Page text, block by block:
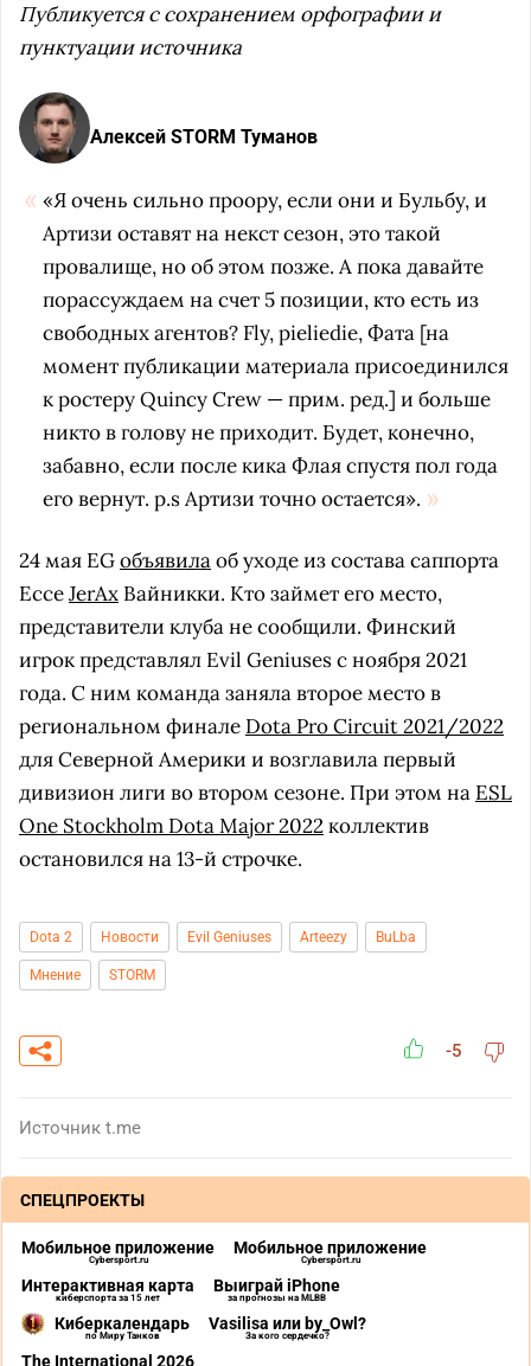
Публикуется с сохранением орфографии и
пунктуации источника
Алексей STORM Туманов
«Я очень сильно проору, если они и Бульбу, и
Артизи оставят на некст сезон, это такой
провалище, но об этом позже. А пока давайте
порассуждаем на счет 5 позиции, кто есть из
свободных агентов? Fly, pieliedie, Фата [на
момент публикации материала присоединился
к ростеру Quincy Crew — прим. ред.] и больше
никто в голову не приходит. Будет, конечно,
забавно, если после кика Флая спустя пол года
его вернут. p.s Артизи точно остается».
24 мая EGобъявилаоб уходе из состава саппорта
ЕссеJerAx Вайникки. Кто займет его место,
представители клуба не сообщили. Финский
игрок представлял Evil Geniuses с ноября 2021
года. С ним команда заняла второе место в
региональном финале Dota Pro Circuit 2021/2022
для Северной Америки и возглавила первый
дивизион лиги во втором сезоне. При этом на ESL
One Stockholm Dota Major 2022коллектив
остановился на 13-й строчке.
Dota 2 Новости Evil Geniuses Arteezy BuLba
Мнение STORM
-5
Источник t.me
СПЕЦПРОЕКТЫ
Мобильное приложение
Cybersport.ru
Мобильное приложение
Cybersport.ru
Интерактивная карта
киберспорта за 15 лет
Выиграй iPhone
за прогнозы на MLBB
Киберкалендарь
по Миру Танков
Vasilisa или by_Owl?
За кого сердечко?
The International 2026